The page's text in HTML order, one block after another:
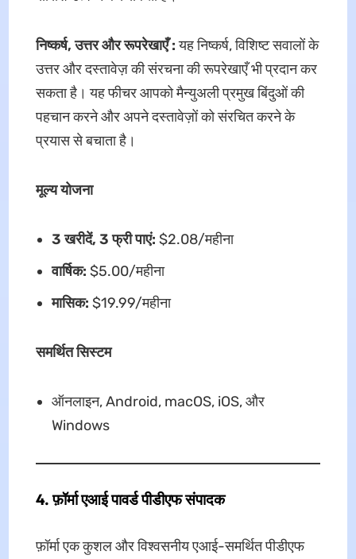
निष्कर्ष, उत्तर और रूपरेखाएँ :यह निष्कर्ष, विशिष्ट सवालों के
उत्तर और दस्तावेज़ की संरचना की रूपरेखाएँ भी प्रदान कर
सकता है। यह फीचर आपको मैन्युअली प्रमुख बिंदुओं की
पहचान करने और अपने दस्तावेज़ों को संरचित करने के
प्रयास से बचाता है।
मूल्य योजना
3 खरीदें, 3 फ्री पाएं: $2.08/महीना
वार्षिक: $5.00/महीना
मासिक: $19.99/महीना
समर्थित सिस्टम
ऑनलाइन, Android, macOS, iOS, और
Windows
4. फ़ॉर्मा एआई पावर्ड पीडीएफ संपादक
फ़ॉर्मा एक कुशल और विश्वसनीय एआई-समर्थित पीडीएफ